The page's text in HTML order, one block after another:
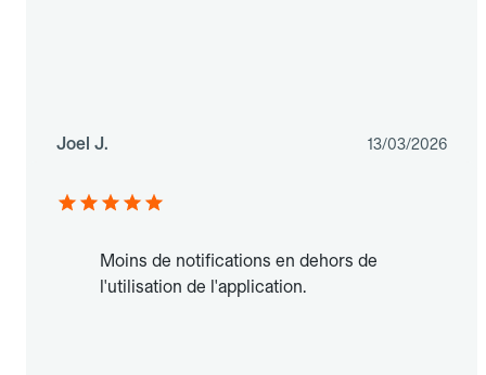
Joel J. 13/03/2026
Moins de notifications en dehors de
l'utilisation de l'application.